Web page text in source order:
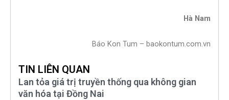
Hà Nam
Báo Kon Tum – baokontum.com.vn
TIN LIÊN QUAN
Lan tỏa giá trị truyền thống qua không gian
văn hóa tại Đồng Nai